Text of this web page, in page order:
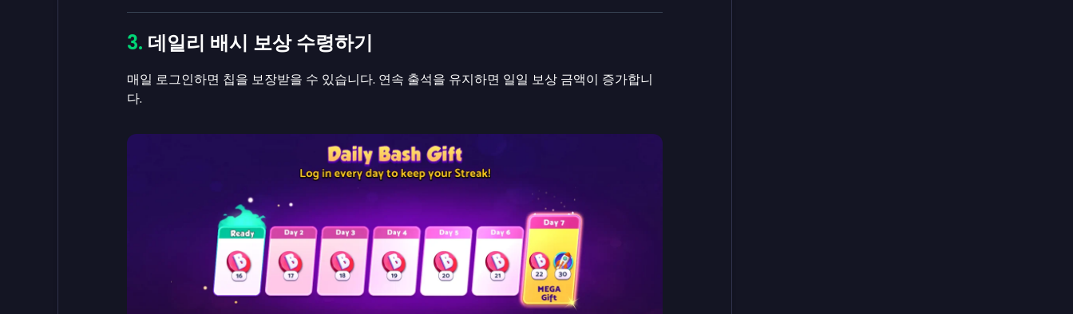
데일리 배시 보상 수령하기
매일 로그인하면 칩을 보장받을 수 있습니다. 연속 출석을 유지하면 일일 보상 금액이 증가합니
다.